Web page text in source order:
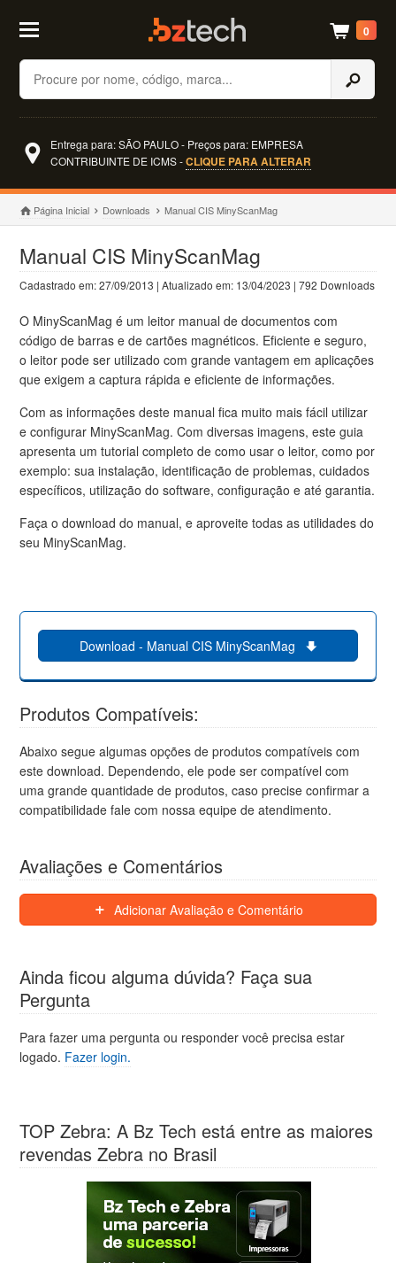
Buscar
0
Entrega para: SÃO PAULO - Preços para: EMPRESA
CONTRIBUINTE DE ICMS -CLIQUE PARA ALTERAR
Página Inicial Downloads Manual CIS MinyScanMag
Manual CIS MinyScanMag
Cadastrado em: 27/09/2013 | Atualizado em: 13/04/2023 | 792 Downloads
O MinyScanMag é um leitor manual de documentos com
código de barras e de cartões magnéticos. Eficiente e seguro,
o leitor pode ser utilizado com grande vantagem em aplicações
que exigem a captura rápida e eficiente de informações.
Com as informações deste manual fica muito mais fácil utilizar
e configurar MinyScanMag. Com diversas imagens, este guia
apresenta um tutorial completo de como usar o leitor, como por
exemplo: sua instalação, identificação de problemas, cuidados
específicos, utilização do software, configuração e até garantia.
Faça o download do manual, e aproveite todas as utilidades do
seu MinyScanMag.
Download - Manual CIS MinyScanMag
Produtos Compatíveis:
Abaixo segue algumas opções de produtos compatíveis com
este download. Dependendo, ele pode ser compatível com
uma grande quantidade de produtos, caso precise confirmar a
compatibilidade fale com nossa equipe de atendimento.
Avaliações e Comentários
Adicionar Avaliação e Comentário
Ainda ficou alguma dúvida? Faça sua
Pergunta
Para fazer uma pergunta ou responder você precisa estar
logado. Fazer login.
TOP Zebra: A Bz Tech está entre as maiores
revendas Zebra no Brasil